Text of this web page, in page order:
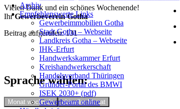
Archiv
Empfehlenswerte Links
Gewerbeimmobilien Gotha
Stadt Gotha – Webseite
Landkreis Gotha – Webseite
IHK-Erfurt
Handwerkskammer Erfurt
Kreishandwerkerschaft
Handelsverband Thüringen
Gründer-Portal des BMWI
ISEK 2030+ (pdf)
Gewerbeamt online
Vielen Dank und ein schönes Wochenende!
IhrGewerbeverein Gotha
Beitrag aufgerufen: 131
Sprache wählen:
Monat wechseln aktueller Monat